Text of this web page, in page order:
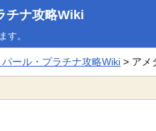
チナ攻略Wiki
す。
ール・プラチナ攻略Wiki > アメ